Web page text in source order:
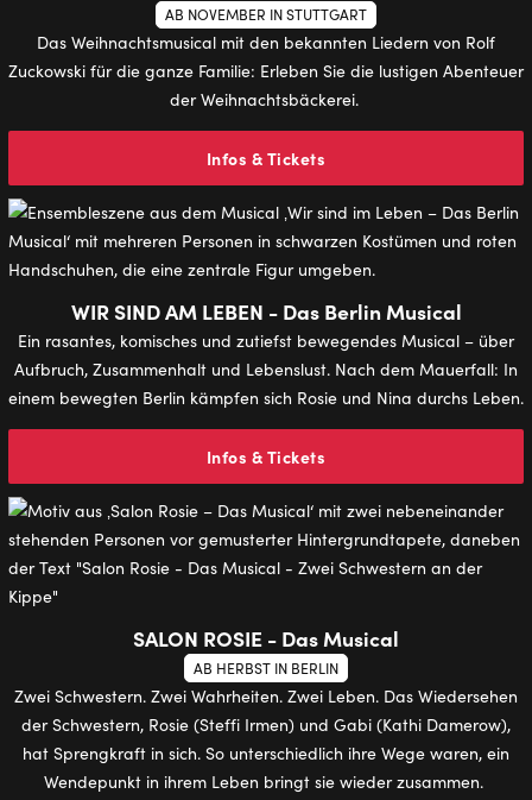
AB NOVEMBER IN STUTTGART
Das Weihnachtsmusical mit den bekannten Liedern von Rolf
Zuckowski für die ganze Familie: Erleben Sie die lustigen Abenteuer
der Weihnachtsbäckerei.
Infos & Tickets
WIR SIND AM LEBEN - Das Berlin Musical
Ein rasantes, komisches und zutiefst bewegendes Musical – über
Aufbruch, Zusammenhalt und Lebenslust. Nach dem Mauerfall: In
einem bewegten Berlin kämpfen sich Rosie und Nina durchs Leben.
Infos & Tickets
SALON ROSIE - Das Musical
AB HERBST IN BERLIN
Zwei Schwestern. Zwei Wahrheiten. Zwei Leben. Das Wiedersehen
der Schwestern, Rosie (Steffi Irmen) und Gabi (Kathi Damerow),
hat Sprengkraft in sich. So unterschiedlich ihre Wege waren, ein
Wendepunkt in ihrem Leben bringt sie wieder zusammen.